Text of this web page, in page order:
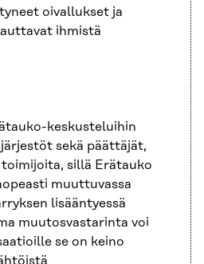
oivallukset ja
ihmistä
keskusteluihin
sekä päättäjät,
sillä Erätauko
muuttuvassa
lisääntyessä
muutosvastarinta voi
se on keino